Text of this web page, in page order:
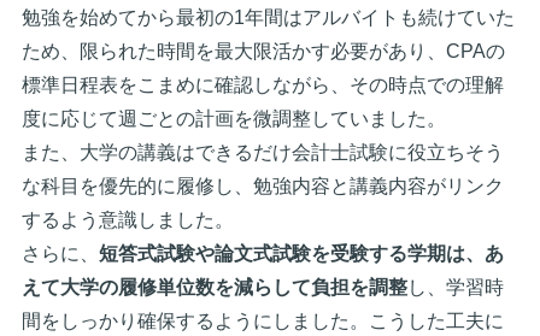
勉強を始めてから最初の1年間はアルバイトも続けていた
ため、限られた時間を最大限活かす必要があり、CPAの
標準日程表をこまめに確認しながら、その時点での理解
度に応じて週ごとの計画を微調整していました。
また、大学の講義はできるだけ会計士試験に役立ちそう
な科目を優先的に履修し、勉強内容と講義内容がリンク
するよう意識しました。
さらに、 短答式試験や論文式試験を受験する学期は、あ
えて大学の履修単位数を減らして負担を調整し、学習時
間をしっかり確保するようにしました。こうした工夫に